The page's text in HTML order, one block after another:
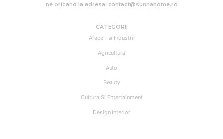
ne oricand la adresa: contact@sunnahome.ro
CATEGORII
Afaceri si Industrii
Agricultura
Auto
Beauty
Cultura Si Entertainment
Design interior